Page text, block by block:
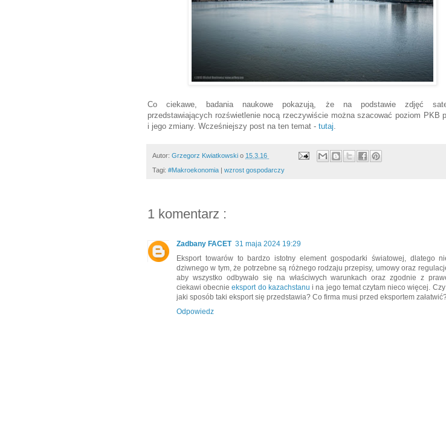
Co ciekawe, badania naukowe pokazują, że na podstawie zdjęć
przedstawiających rozświetlenie nocą rzeczywiście można szacować poziom PKB
i jego zmiany. Wcześniejszy post na ten temat - tutaj
Autor: Grzegorz Kwiatkowski o 15.3.16
Tagi: #Makroekonomia | wzrost gospodarczy
1 komentarz :
Zadbany FACET 31 maja 2024 19:29
Eksport towarów to bardzo istotny element gospodarki światowej, dlatego
dziwnego w tym, że potrzebne są różnego rodzaju przepisy, umowy oraz
aby wszystko odbywało się na właściwych warunkach oraz zgodnie z
ciekawi obecnieeksport do kazachstanu i na jego temat czytam nieco więcej.
jaki sposób taki eksport się przedstawia? Co firma musi przed eksportem
Odpowiedz